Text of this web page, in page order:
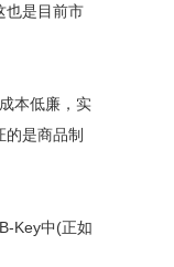
也是目前市
本低廉，实
是商品制
Key中(正如